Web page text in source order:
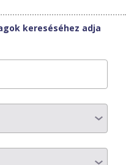
PR-TELECOM
kereséséhez adja